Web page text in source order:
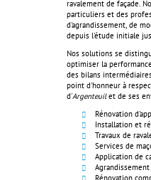
ravalement de façade.
particuliers et des
d'agrandissement, de
depuis l'étude initiale
Nos solutions se
optimiser la
des bilans
point d'honneur à
d'Argenteuilet de ses
Rénovation
Installation et
Travaux de
Services de
Application de